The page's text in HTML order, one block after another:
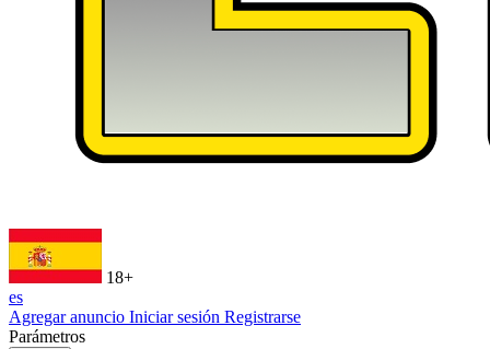
18+
es
Agregar anuncio Iniciar sesión Registrarse
Parámetros